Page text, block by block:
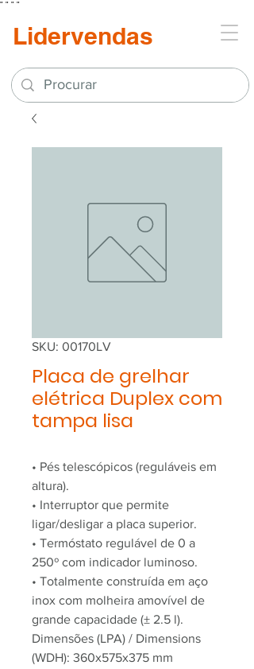
" " " "
Lidervendas
SKU: 00170LV
Placa de grelhar
elétrica Duplex com
tampa lisa
• Pés telescópicos (reguláveis em
altura).
• Interruptor que permite
ligar/desligar a placa superior.
• Termóstato regulável de 0 a
250º com indicador luminoso.
• Totalmente construída em aço
inox com molheira amovível de
grande capacidade (± 2.5 l).
Dimensões (LPA) / Dimensions
(WDH): 360x575x375 mm